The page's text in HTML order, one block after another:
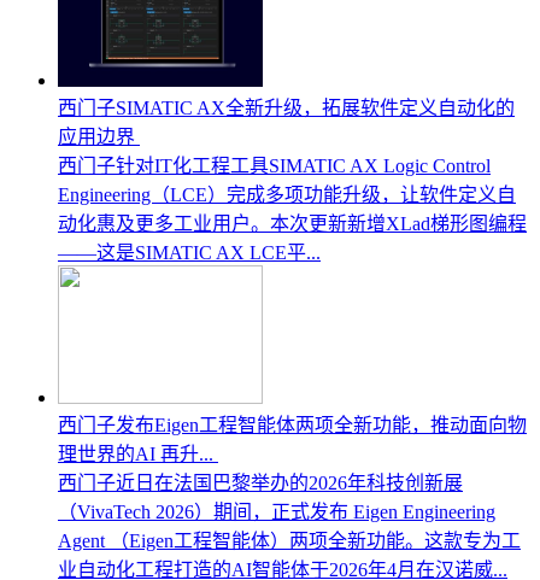
西门子SIMATIC AX全新升级，拓展软件定义自动化的
应用边界
西门子针对IT化工程工具SIMATIC AX Logic Control
Engineering（LCE）完成多项功能升级，让软件定义自
动化惠及更多工业用户。本次更新新增XLad梯形图编程
——这是SIMATIC AX LCE平...
西门子发布Eigen工程智能体两项全新功能，推动面向物
理世界的AI 再升...
西门子近日在法国巴黎举办的2026年科技创新展
（VivaTech 2026）期间，正式发布 Eigen Engineering
Agent （Eigen工程智能体）两项全新功能。这款专为工
业自动化工程打造的AI智能体于2026年4月在汉诺威...